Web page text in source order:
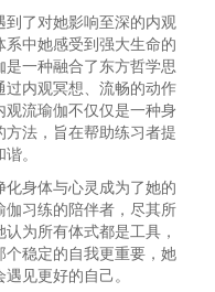
了对她影响至深的内观
中她感受到强大生命的
一种融合了东方哲学思
内观冥想、流畅的动作
流瑜伽不仅仅是一种身
法，旨在帮助练习者提
。
身体与心灵成为了她的
习练的陪伴者，尽其所
为所有体式都是工具，
稳定的自我更重要，她
见更好的自己。